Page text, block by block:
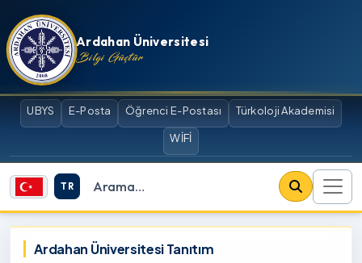
İçeriğe atla
Ardahan Üniversitesi
Bilgi Güçtür
UBYS E-Posta Öğrenci E-Postası Türkoloji Akademisi
WİFİ
TR
Site içi arama
Ardahan Üniversitesi
Ardahan Üniversitesi Tanıtım